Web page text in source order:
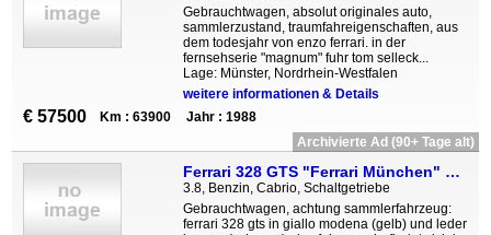
Gebrauchtwagen, absolut originales auto,
sammlerzustand, traumfahreigenschaften, aus
dem todesjahr von enzo ferrari. in der
fernsehserie "magnum" fuhr tom selleck...
Lage: Münster, Nordrhein-Westfalen
weitere informationen & Details
€ 57500 Km : 63900
Jahr : 1988
Archivierte Ad (90+ Tage alt)
Ferrari 328 GTS "Ferrari München" Sammlerfzg 13.800KM
3.8, Benzin, Cabrio, Schaltgetriebe
Gebrauchtwagen, achtung sammlerfahrzeug:
ferrari 328 gts in giallo modena (gelb) und leder